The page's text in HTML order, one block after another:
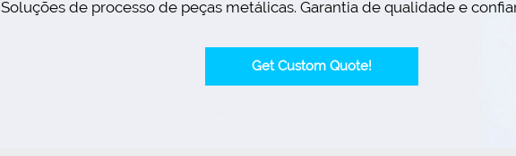
Soluções de processo de peças metálicas. Garantia de qualidade e
Get Custom Quote!